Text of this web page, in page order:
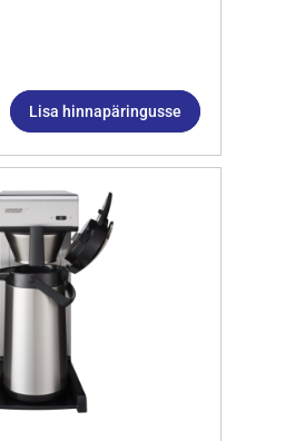
Lisa hinnapäringusse